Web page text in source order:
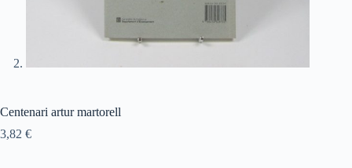
Centenari artur martorell
3,82 €